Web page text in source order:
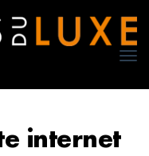
internet